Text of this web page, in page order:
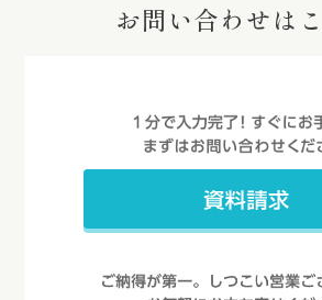
お問い合わせは